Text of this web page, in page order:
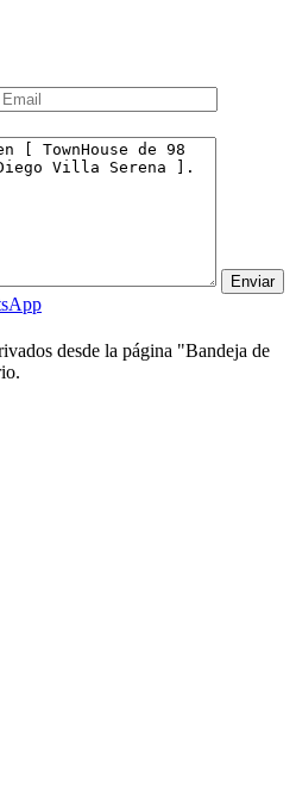
desde la página "Bandeja de